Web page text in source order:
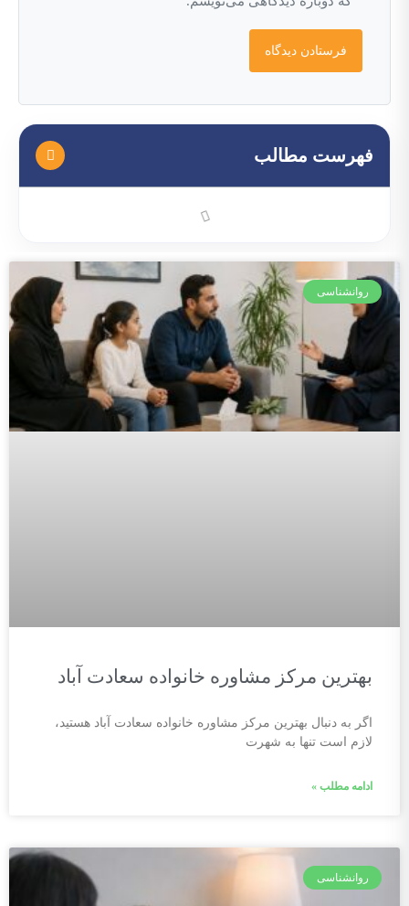
فهرست مطالب
روانشناسی
بهترین مرکز مشاوره خانواده سعادت آباد
اگر به دنبال بهترین مرکز مشاوره خانواده سعادت آباد هستید،
لازم است تنها به شهرت
ادامه مطلب »
روانشناسی